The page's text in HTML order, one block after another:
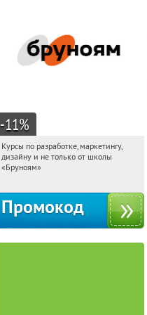
-11%
00:03:50
Получи первым!
Россия
Курсы по разработке, маркетингу,
дизайну и не только от школы
«Бруноям»
Промокод